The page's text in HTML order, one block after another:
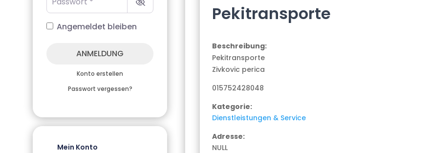
Angemeldet bleiben
ANMELDUNG
Konto erstellen
Passwort vergessen?
Mein Konto
Pekitransporte
Beschreibung:
Pekitransporte
Zivkovic perica
015752428048
Kategorie:
Dienstleistungen & Service
Adresse:
NULL